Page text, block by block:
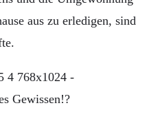
aus zu erledigen, sind